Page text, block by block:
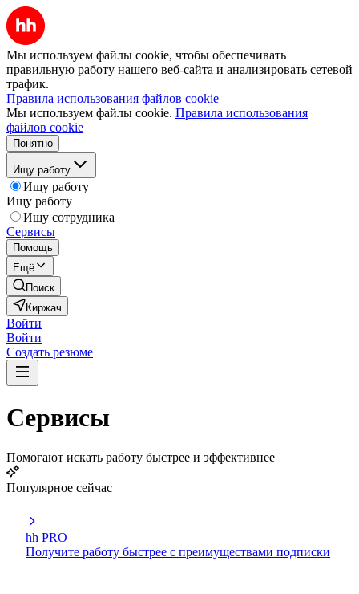
Мы используем файлы cookie, чтобы обеспечивать
правильную работу нашего веб-сайта и анализировать сетевой
трафик.
Правила использования файлов cookie
Мы используем файлы cookie. Правила использования
файлов cookie
Понятно
Ищу работу
Ищу работу
Ищу работу
Ищу сотрудника
Сервисы
Помощь
Ещё
Поиск
Киржач
Войти
Войти
Создать резюме
Сервисы
Помогают искать работу быстрее и эффективнее
Популярное сейчас
hh PRO
Получите работу быстрее с преимуществами подписки